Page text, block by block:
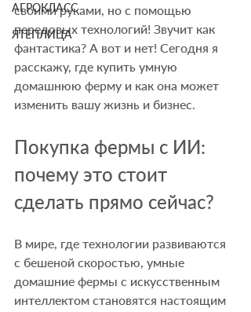
АГРОКЛАСС
ЯТЕПЛИЦА
своими руками, но с помощью
передовых технологий! Звучит как
фантастика? А вот и нет! Сегодня я
расскажу, где купить умную
домашнюю ферму и как она может
изменить вашу жизнь и бизнес.
Покупка фермы с ИИ:
почему это стоит
сделать прямо сейчас?
В мире, где технологии развиваются
с бешеной скоростью, умные
домашние фермы с искусственным
интеллектом становятся настоящим